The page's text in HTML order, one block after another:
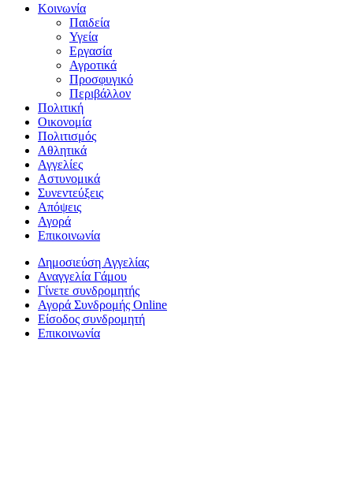
Κοινωνία
Παιδεία
Υγεία
Εργασία
Αγροτικά
Προσφυγικό
Περιβάλλον
Πολιτική
Οικονομία
Πολιτισμός
Αθλητικά
Αγγελίες
Αστυνομικά
Συνεντεύξεις
Απόψεις
Αγορά
Επικοινωνία
Δημοσιεύση Αγγελίας
Αναγγελία Γάμου
Γίνετε συνδρομητής
Αγορά Συνδρομής Online
Είσοδος συνδρομητή
Επικοινωνία